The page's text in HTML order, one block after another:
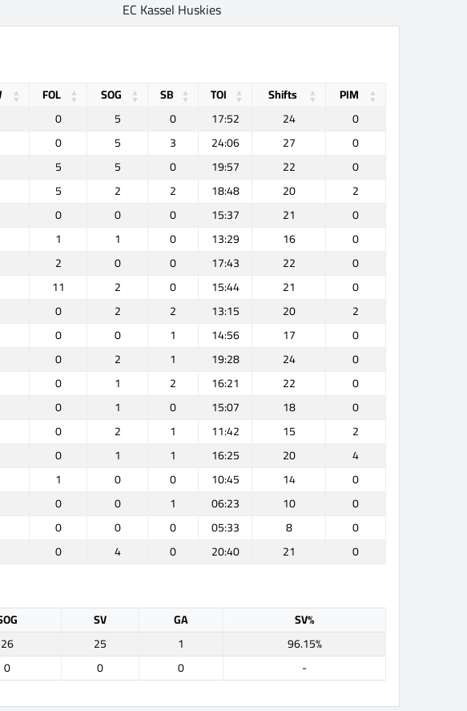
EC Kassel Huskies
FOL SOG SB TOI Shifts
PIM
0 5 0 17:52 24
0
0 5 3 24:06 27
0
5 5 0 19:57 22
0
5 2 2 18:48 20
2
0 0 0 15:37 21
0
1 1 0 13:29 16
0
2 0 0 17:43 22
0
11 2 0 15:44 21
0
0 2 2 13:15 20
2
0 0 1 14:56 17
0
0 2 1 19:28 24
0
0 1 2 16:21 22
0
0 1 0 15:07 18
0
0 2 1 11:42 15
2
0 1 1 16:25 20
4
1 0 0 10:45 14
0
0 0 1 06:23 10
0
0 0 0 05:33 8
0
0 4 0 20:40 21 0
SV GA
SV%
26 25 1
96.15%
0 0 0 -